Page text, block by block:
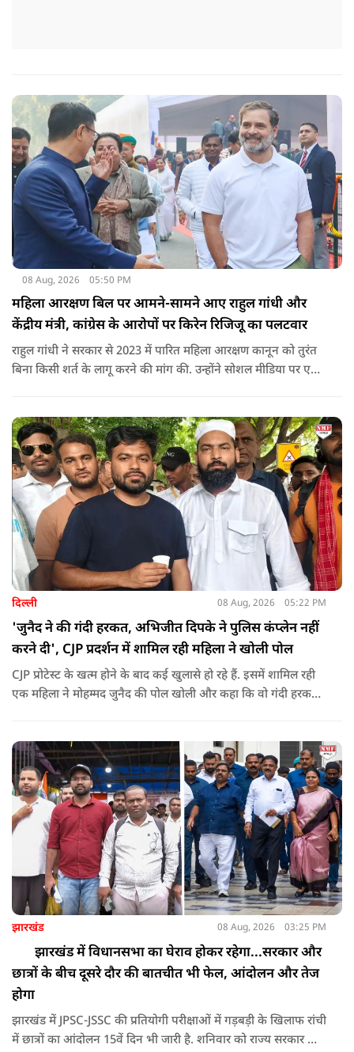
08 Aug, 2026 05:50 PM
महिला आरक्षण बिल पर आमने-सामने आए राहुल गांधी और
केंद्रीय मंत्री, कांग्रेस के आरोपों पर किरेन रिजिजू का पलटवार
राहुल गांधी ने सरकार से 2023 में पारित महिला आरक्षण कानून को तुरंत
बिना किसी शर्त के लागू करने की मांग की. उन्होंने सोशल मीडिया पर एक
दिल्ली 08 Aug, 2026 05:22 PM
'जुनैद ने की गंदी हरकत, अभिजीत दिपके ने पुलिस कंप्लेन नहीं
करने दी', CJP प्रदर्शन में शामिल रही महिला ने खोली पोल
CJP प्रोटेस्ट के खत्म होने के बाद कई खुलासे हो रहे हैं. इसमें शामिल रही
एक महिला ने मोहम्मद जुनैद की पोल खोली और कहा कि वो गंदी हरकतें
दिया.
झारखंड 08 Aug, 2026 03:25 PM
झारखंड में विधानसभा का घेराव होकर रहेगा...सरकार और
छात्रों के बीच दूसरे दौर की बातचीत भी फेल, आंदोलन और तेज
होगा
झारखंड में JPSC-JSSC की प्रतियोगी परीक्षाओं में गड़बड़ी के खिलाफ रांची
में छात्रों का आंदोलन 15वें दिन भी जारी है. शनिवार को राज्य सरकार और